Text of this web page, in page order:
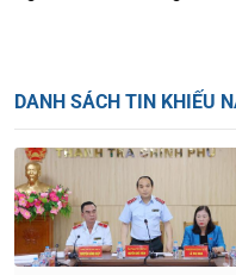
DANH SÁCH TIN KHIẾU